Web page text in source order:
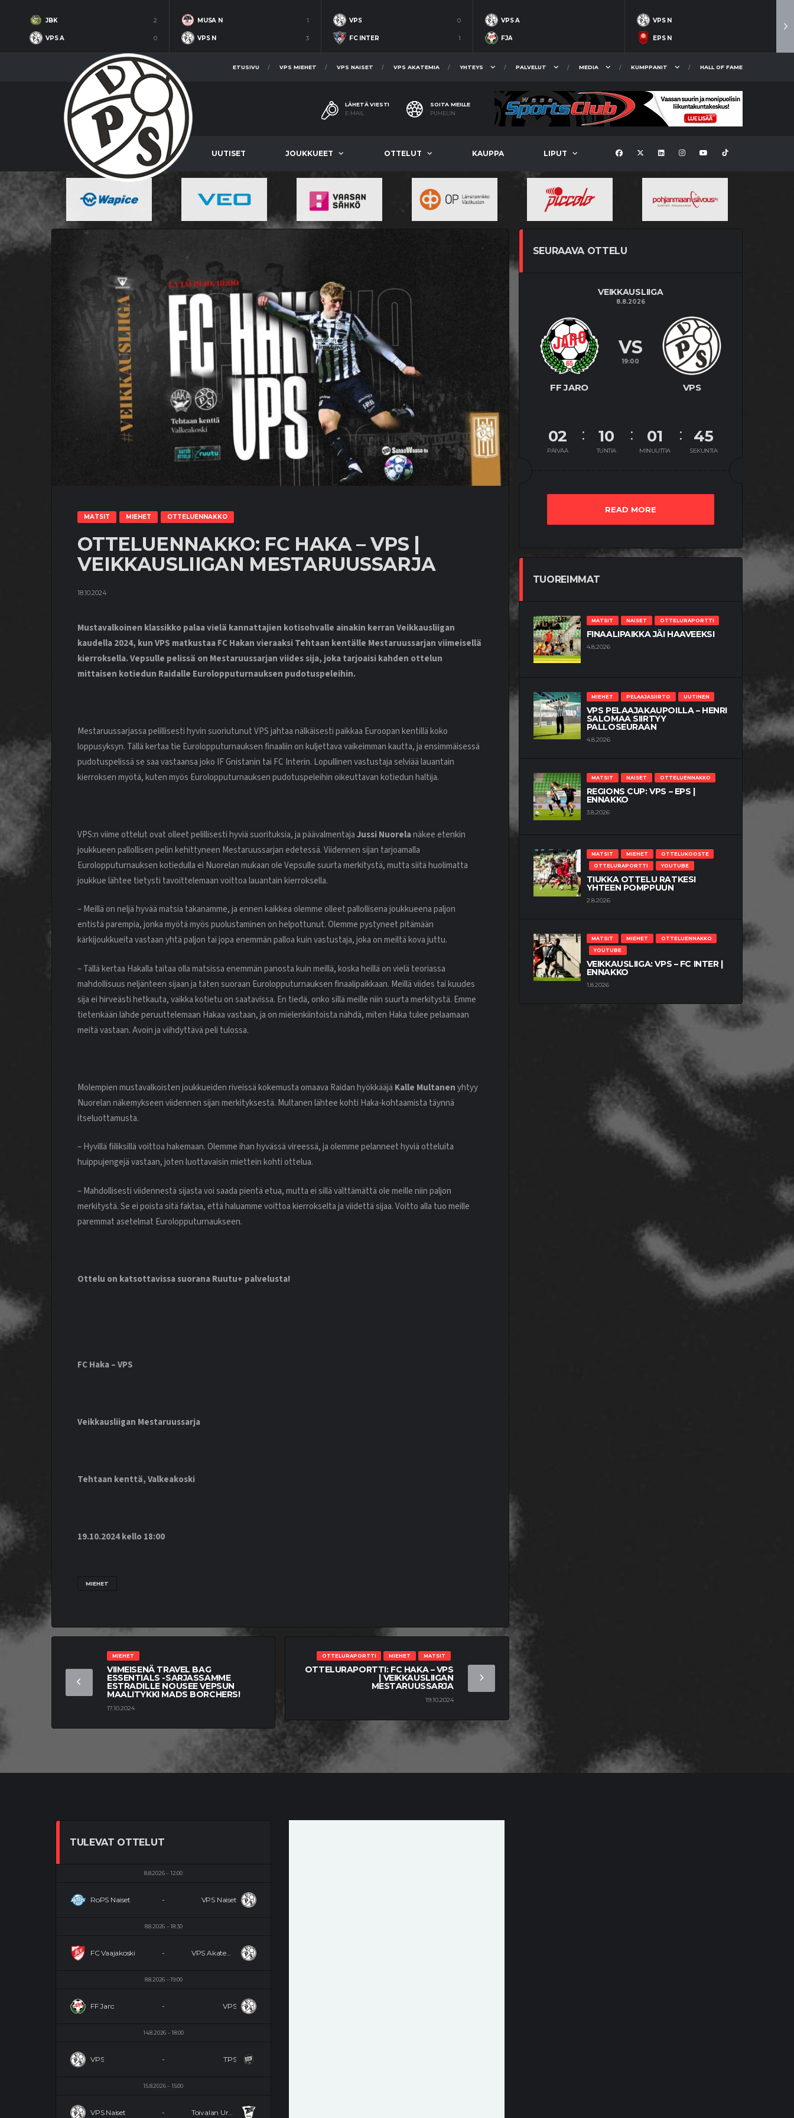
JBK 2
VPS A 0
MUSA N 1
VPS N 3
VPS 0
FC INTER 1
VPS A
FJA
VPS N
EPS N
ETUSIVU VPS MIEHET VPS NAISET VPS AKATEMIA YHTEYS PALVELUT MEDIA KUMPPANIT HALL OF FAME
LÄHETÄ VIESTI
E-MAIL
SOITA MEILLE
PUHELIN
UUTISET JOUKKUEET OTTELUT KAUPPA LIPUT
MATSIT MIEHET OTTELUENNAKKO
OTTELUENNAKKO: FC HAKA – VPS |
VEIKKAUSLIIGAN MESTARUUSSARJA
18.10.2024
Mustavalkoinen klassikko palaa vielä kannattajien kotisohvalle ainakin kerran Veikkausliigan
kaudella 2024, kun VPS matkustaa FC Hakan vieraaksi Tehtaan kentälle Mestaruussarjan viimeisellä
kierroksella. Vepsulle pelissä on Mestaruussarjan viides sija, joka tarjoaisi kahden ottelun
mittaisen kotiedun Raidalle Eurolopputurnauksen pudotuspeleihin.
Mestaruussarjassa pelillisesti hyvin suoriutunut VPS jahtaa nälkäisesti paikkaa Euroopan kentillä koko
loppusyksyn. Tällä kertaa tie Eurolopputurnauksen finaaliin on kuljettava vaikeimman kautta, ja ensimmäisessä
pudotuspelissä se saa vastaansa joko IF Gnistanin tai FC Interin. Lopullinen vastustaja selviää lauantain
kierroksen myötä, kuten myös Eurolopputurnauksen pudotuspeleihin oikeuttavan kotiedun haltija.
VPS:n viime ottelut ovat olleet pelillisesti hyviä suorituksia, ja päävalmentajaJussi Nuorelanäkee etenkin
joukkueen pallollisen pelin kehittyneen Mestaruussarjan edetessä. Viidennen sijan tarjoamalla
Eurolopputurnauksen kotiedulla ei Nuorelan mukaan ole Vepsulle suurta merkitystä, mutta siitä huolimatta
joukkue lähtee tietysti tavoittelemaan voittoa lauantain kierroksella.
– Meillä on neljä hyvää matsia takanamme, ja ennen kaikkea olemme olleet pallollisena joukkueena paljon
entistä parempia, jonka myötä myös puolustaminen on helpottunut. Olemme pystyneet pitämään
kärkijoukkueita vastaan yhtä paljon tai jopa enemmän palloa kuin vastustaja, joka on meiltä kova juttu.
– Tällä kertaa Hakalla taitaa olla matsissa enemmän panosta kuin meillä, koska heillä on vielä teoriassa
mahdollisuus neljänteen sijaan ja täten suoraan Eurolopputurnauksen finaalipaikkaan. Meillä viides tai kuudes
sija ei hirveästi hetkauta, vaikka kotietu on saatavissa. En tiedä, onko sillä meille niin suurta merkitystä. Emme
tietenkään lähde peruuttelemaan Hakaa vastaan, ja on mielenkiintoista nähdä, miten Haka tulee pelaamaan
meitä vastaan. Avoin ja viihdyttävä peli tulossa.
Molempien mustavalkoisten joukkueiden riveissä kokemusta omaava Raidan hyökkääjä Kalle Multanenyhtyy
Nuorelan näkemykseen viidennen sijan merkityksestä. Multanen lähtee kohti Haka-kohtaamista täynnä
itseluottamusta.
– Hyvillä fiiliksillä voittoa hakemaan. Olemme ihan hyvässä vireessä, ja olemme pelanneet hyviä otteluita
huippujengejä vastaan, joten luottavaisin miettein kohti ottelua.
– Mahdollisesti viidennestä sijasta voi saada pientä etua, mutta ei sillä välttämättä ole meille niin paljon
merkitystä. Se ei poista sitä faktaa, että haluamme voittoa kierrokselta ja viidettä sijaa. Voitto alla tuo meille
paremmat asetelmat Eurolopputurnaukseen.
Ottelu on katsottavissa suorana Ruutu+ palvelusta!
FC Haka – VPS
Veikkausliigan Mestaruussarja
Tehtaan kenttä, Valkeakoski
19.10.2024 kello 18:00
MIEHET
MIEHET
VIIMEISENÄ TRAVEL BAG
ESSENTIALS -SARJASSAMME
ESTRADILLE NOUSEE VEPSUN
MAALITYKKI MADS BORCHERS!
17.10.2024
MATSIT
MIEHET
OTTELURAPORTTI
OTTELURAPORTTI: FC HAKA – VPS
| VEIKKAUSLIIGAN
MESTARUUSSARJA
19.10.2024
SEURAAVA OTTELU
VEIKKAUSLIIGA
8.8.2026
FF JARO VPS
VS
19:00
02
PÄIVÄÄ
10
TUNTIA
01
MINUUTTIA
44
SEKUNTIA
READ MORE
TUOREIMMAT
MATSIT NAISET OTTELURAPORTTI
FINAALIPAIKKA JÄI HAAVEEKSI
4.8.2026
MIEHET PELAAJASIIRTO UUTINEN
VPS PELAAJAKAUPOILLA – HENRI
SALOMAA SIIRTYY
PALLOSEURAAN
4.8.2026
MATSIT NAISET OTTELUENNAKKO
REGIONS CUP: VPS – EPS |
ENNAKKO
3.8.2026
MATSIT MIEHET
OTTELUKOOSTE
OTTELURAPORTTI
YOUTUBE
TIUKKA OTTELU RATKESI
YHTEEN POMPPUUN
2.8.2026
MATSIT MIEHET
OTTELUENNAKKO
YOUTUBE
VEIKKAUSLIIGA: VPS – FC INTER |
ENNAKKO
1.8.2026
TULEVAT OTTELUT
8.8.2026 12:00
RoPS Naiset VPS Naiset
-
8.8.2026 18:30
FC Vaajakoski VPS Akatemia
-
8.8.2026 19:00
FF Jaro VPS
-
14.8.2026 18:00
VPS TPS
-
15.8.2026 15:00
VPS Naiset Toivalan Urheilijat Naiset
-